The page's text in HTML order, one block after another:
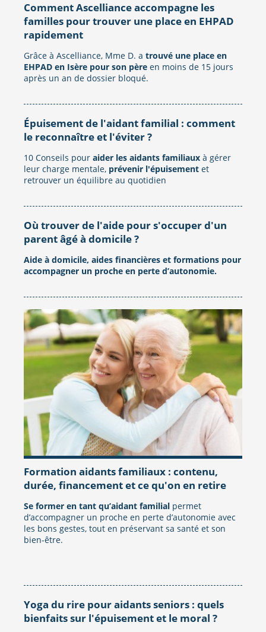
Comment Ascelliance accompagne les
familles pour trouver une place en EHPAD
rapidement
Grâce à Ascelliance, Mme D. a trouvé une place en
EHPAD en Isère pour son père en moins de 15 jours
après un an de dossier bloqué.
Épuisement de l'aidant familial : comment
le reconnaître et l'éviter ?
10 Conseils pour aider les aidants familiaux à gérer
leur charge mentale, prévenir l'épuisement et
retrouver un équilibre au quotidien
Où trouver de l'aide pour s'occuper d'un
parent âgé à domicile ?
Aide à domicile, aides financières et formations pour
accompagner un proche en perte d’autonomie.
Formation aidants familiaux : contenu,
durée, financement et ce qu'on en retire
Se former en tant qu’aidant familial permet
d’accompagner un proche en perte d’autonomie avec
les bons gestes, tout en préservant sa santé et son
bien-être.
Yoga du rire pour aidants seniors : quels
bienfaits sur l'épuisement et le moral ?